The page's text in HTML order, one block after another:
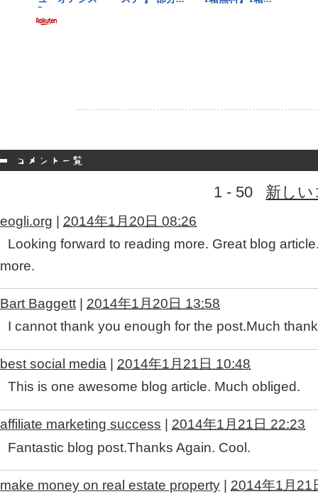
1 - 50 新し
eogli.org | 2014年1月20日 08:26
Looking forward to reading more. Great blog
more.
Bart Baggett | 2014年1月20日 13:58
I cannot thank you enough for the post.Much
best social media
2014年1月21日 10:48
This is one awesome blog article. Much obliged.
affiliate marketing success
2014年1月21日 22:23
Fantastic blog post.Thanks Again. Cool.
make money on real estate property | 2014年1月21